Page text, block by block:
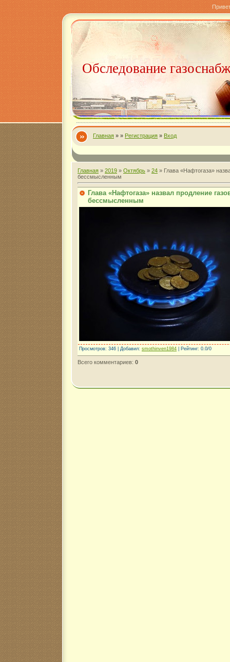
Обследование
Главная » » Регистрация » Вход
Главная » 2019 » Октябрь » 24 » Глава «Нафтогаза»
бессмысленным
Глава «Нафтогаза» назвал продление
бессмысленным
Просмотров: 346 | Добавил: smothinven1984 Рейтинг: 0.0/0
Всего комментариев: 0